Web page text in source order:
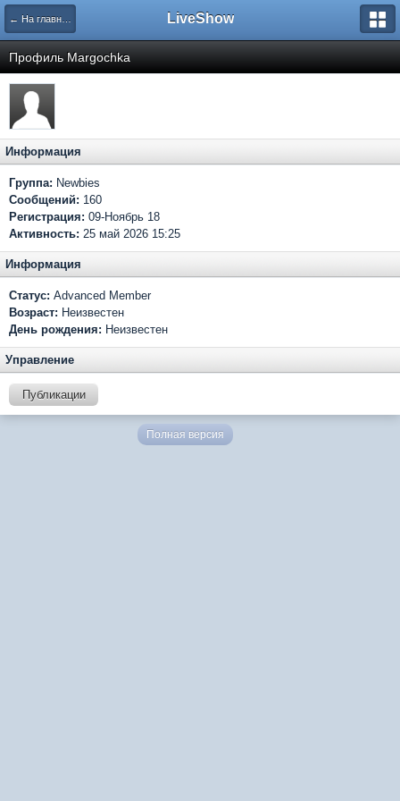
← На главную LiveShow
Профиль Margochka
Информация
Группа: Newbies
Сообщений: 160
Регистрация: 09-Ноябрь 18
Активность: 25 май 2026 15:25
Информация
Статус: Advanced Member
Возраст: Неизвестен
День рождения: Неизвестен
Управление
Публикации
Полная версия